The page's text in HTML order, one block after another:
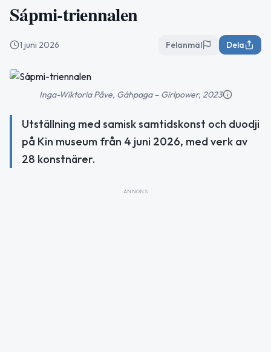
Sápmi-triennalen
1 juni 2026 Felanmäl Dela
Inga-Wiktoria Påve, Gáhpaga – Girlpower, 2023
Utställning med samisk samtidskonst och duodji
på Kin museum från 4 juni 2026, med verk av
28 konstnärer.
ANNONS